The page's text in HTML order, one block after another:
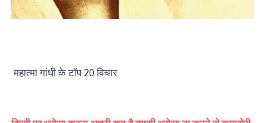
महात्मा गांधी के टॉप 20 विचार